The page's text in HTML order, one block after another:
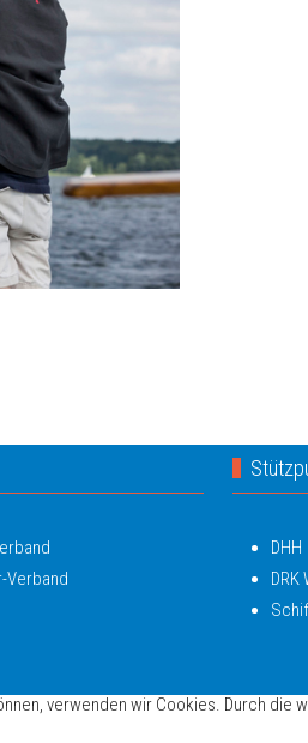
Verband
DHH
verwenden wir Cookies. Durch